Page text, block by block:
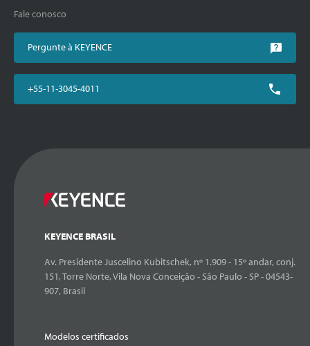
Fale conosco
Pergunte à KEYENCE
+55-11-3045-4011
KEYENCE BRASIL
Av. Presidente Juscelino Kubitschek, nº 1.909 - 15º andar, conj.
151, Torre Norte, Vila Nova Conceição - São Paulo - SP - 04543-
907, Brasil
Modelos certificados